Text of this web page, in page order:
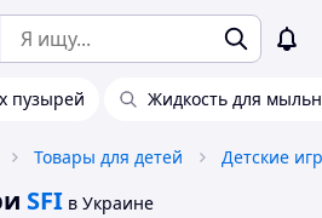
пузырей Жидкость для
Товары для детей Детские
SFI в Украине